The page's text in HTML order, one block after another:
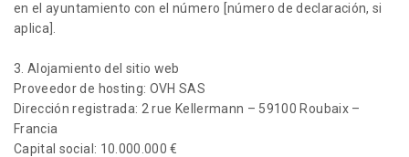
en el ayuntamiento con el número [número de declaración, si
aplica].
3. Alojamiento del sitio web
Proveedor de hosting: OVH SAS
Dirección registrada: 2 rue Kellermann – 59100 Roubaix –
Francia
Capital social: 10.000.000 €